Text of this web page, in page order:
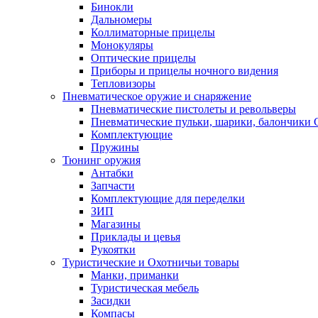
Бинокли
Дальномеры
Коллиматорные прицелы
Монокуляры
Оптические прицелы
Приборы и прицелы ночного видения
Тепловизоры
Пневматическое оружие и снаряжение
Пневматические пистолеты и револьверы
Пневматические пульки, шарики, балончики
Комплектующие
Пружины
Тюнинг оружия
Антабки
Запчасти
Комплектующие для переделки
ЗИП
Магазины
Приклады и цевья
Рукоятки
Туристические и Охотничьи товары
Манки, приманки
Туристическая мебель
Засидки
Компасы